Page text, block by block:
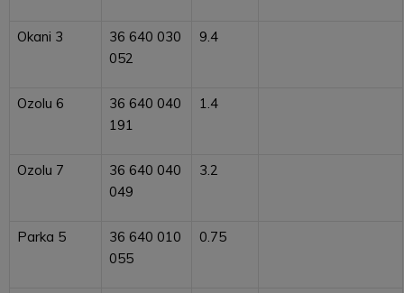
Okani 3
36 640 030
052
9.4
Ozolu 6
36 640 040
191
1.4
Ozolu 7
36 640 040
049
3.2
Parka 5
36 640 010
055
0.75